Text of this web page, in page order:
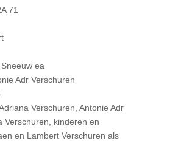
71
ea
Adr Verschuren
Verschuren, Antonie Adr
Verschuren, kinderen en
en Lambert Verschuren als